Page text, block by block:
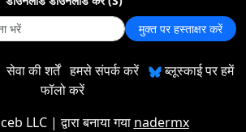
मुक्त पर हस्ताक्षर करें
सेवा की शर्तें हमसे संपर्क करें
ब्लूस्काई पर हमें
फॉलो करें
LLC| द्वारा बनाया गया nadermx